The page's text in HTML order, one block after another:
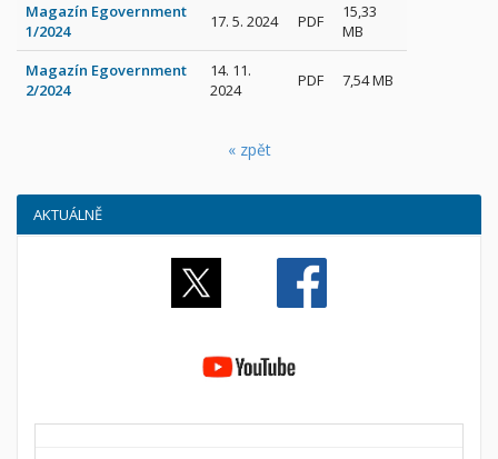
Magazín Egovernment
1/2024
17. 5. 2024 PDF
15,33
MB
Magazín Egovernment
2/2024
14. 11.
2024
PDF 7,54 MB
« zpět
AKTUÁLNĚ